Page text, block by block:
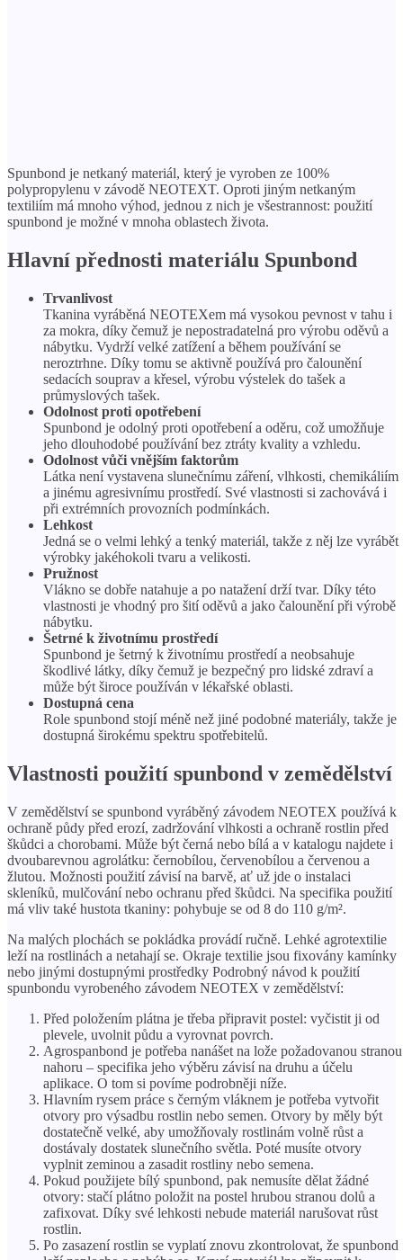
Spunbond je netkaný materiál, který je vyroben ze 100%
polypropylenu v závodě NEOTEXT. Oproti jiným netkaným
textiliím má mnoho výhod, jednou z nich je všestrannost: použití
spunbond je možné v mnoha oblastech života.
Hlavní přednosti materiálu Spunbond
Trvanlivost
Tkanina vyráběná NEOTEXem má vysokou pevnost v tahu i
za mokra, díky čemuž je nepostradatelná pro výrobu oděvů a
nábytku. Vydrží velké zatížení a během používání se
neroztrhne. Díky tomu se aktivně používá pro čalounění
sedacích souprav a křesel, výrobu výstelek do tašek a
průmyslových tašek.
Odolnost proti opotřebení
Spunbond je odolný proti opotřebení a oděru, což umožňuje
jeho dlouhodobé používání bez ztráty kvality a vzhledu.
Odolnost vůči vnějším faktorům
Látka není vystavena slunečnímu záření, vlhkosti, chemikáliím
a jinému agresivnímu prostředí. Své vlastnosti si zachovává i
při extrémních provozních podmínkách.
Lehkost
Jedná se o velmi lehký a tenký materiál, takže z něj lze vyrábět
výrobky jakéhokoli tvaru a velikosti.
Pružnost
Vlákno se dobře natahuje a po natažení drží tvar. Díky této
vlastnosti je vhodný pro šití oděvů a jako čalounění při výrobě
nábytku.
Šetrné k životnímu prostředí
Spunbond je šetrný k životnímu prostředí a neobsahuje
škodlivé látky, díky čemuž je bezpečný pro lidské zdraví a
může být široce používán v lékařské oblasti.
Dostupná cena
Role spunbond stojí méně než jiné podobné materiály, takže je
dostupná širokému spektru spotřebitelů.
Vlastnosti použití spunbond v zemědělství
V zemědělství se spunbond vyráběný závodem NEOTEX používá k
ochraně půdy před erozí, zadržování vlhkosti a ochraně rostlin před
škůdci a chorobami. Může být černá nebo bílá a v katalogu najdete i
dvoubarevnou agrolátku: černobílou, červenobílou a červenou a
žlutou. Možnosti použití závisí na barvě, ať už jde o instalaci
skleníků, mulčování nebo ochranu před škůdci. Na specifika použití
má vliv také hustota tkaniny: pohybuje se od 8 do 110 g/m².
Na malých plochách se pokládka provádí ručně. Lehké agrotextilie
leží na rostlinách a netahají se. Okraje textilie jsou fixovány kamínky
nebo jinými dostupnými prostředky Podrobný návod k použití
spunbondu vyrobeného závodem NEOTEX v zemědělství:
Před položením plátna je třeba připravit postel: vyčistit ji od
plevele, uvolnit půdu a vyrovnat povrch.
Agrospanbond je potřeba nanášet na lože požadovanou stranou
nahoru – specifika jeho výběru závisí na druhu a účelu
aplikace. O tom si povíme podrobněji níže.
Hlavním rysem práce s černým vláknem je potřeba vytvořit
otvory pro výsadbu rostlin nebo semen. Otvory by měly být
dostatečně velké, aby umožňovaly rostlinám volně růst a
dostávaly dostatek slunečního světla. Poté musíte otvory
vyplnit zeminou a zasadit rostliny nebo semena.
Pokud použijete bílý spunbond, pak nemusíte dělat žádné
otvory: stačí plátno položit na postel hrubou stranou dolů a
zafixovat. Díky své lehkosti nebude materiál narušovat růst
rostlin.
Po zasazení rostlin se vyplatí znovu zkontrolovat, že spunbond